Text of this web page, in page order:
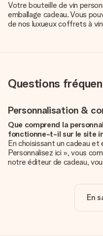
Votre bouteille de vin
emballage cadeau. Vous
de nos luxueux coffrets à
Questions
Personnalisation &
Que comprend la
fonctionne-t-il sur le site
En choisissant un cadeau
Personnalisez ici », vous
notre éditeur de cadeau,
unique pour ajouter une
La personnalisation est-
En